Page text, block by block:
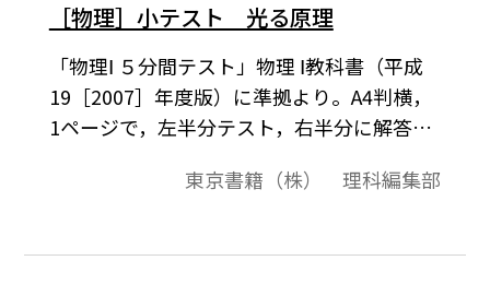
［物理］小テスト 光る原理
「物理Ⅰ ５分間テスト」物理 Ⅰ教科書（平成
19［2007］年度版）に準拠より。A4判横，
1ページで，左半分テスト，右半分に解答の
を，前の時間の復習として利用できます。
東京書籍（株） 理科編集部